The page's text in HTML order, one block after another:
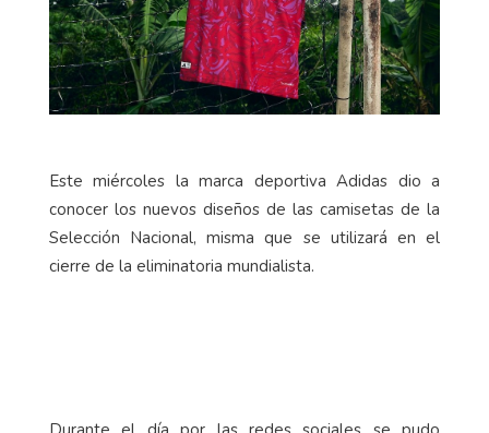
Este miércoles la marca deportiva Adidas dio a
conocer los nuevos diseños de las camisetas de la
Selección Nacional, misma que se utilizará en el
cierre de la eliminatoria mundialista.